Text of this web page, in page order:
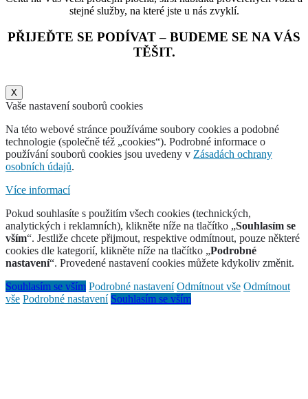
stejné služby, na které jste u nás zvyklí.
PŘIJEĎTE SE PODÍVAT – BUDEME SE NA VÁS
TĚŠIT.
X
Vaše nastavení souborů cookies
Na této webové stránce používáme soubory cookies a podobné
technologie (společně též „cookies“). Podrobné informace o
používání souborů cookies jsou uvedeny v Zásadách ochrany
osobních údajů.
Více informací
Pokud souhlasíte s použitím všech cookies (technických,
analytických i reklamních), klikněte níže na tlačítko „Souhlasím se
vším“. Jestliže chcete přijmout, respektive odmítnout, pouze některé
cookies dle kategorií, klikněte níže na tlačítko „Podrobné
nastavení“. Provedené nastavení cookies můžete kdykoliv změnit.
Souhlasím se vším Podrobné nastavení Odmítnout vše Odmítnout
vše Podrobné nastavení Souhlasím se vším